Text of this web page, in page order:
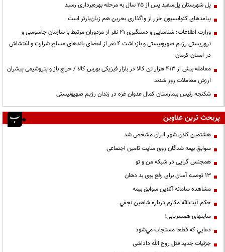
پل شهرستان پل‌سفید پس از ۲۵ سال به مرحله بهره‌برداری رسید
پیامدهای کنوانسیون خزر از واگذاری بحرین هم زیان‌بارتر است
وزارت اطلاعات: شناسایی و دستگیری ۲۱ نفر از مزدوران مرتبط با سازمان جاسوسی و
تروریستی رژیم صهیونیستی و بازداشت ۴ نفر از اعضای باندهای مسلح شرارت و اغتشاش
در استان کرمان
معامله بیش از ۴۱۳ هزار تن کالا در بازار فیزیکی بورس کالا / حراج باز و پتروشیمی پیشران
ارزش معاملات روز شدند
شکنجه رئیس بیمارستان کمال عدوان غزه در زندان رژیم صهیونیستی
پربحث ترین عناوین
هشتمین کلان شهر ایران مشخص شد
سوابق بیمه شدگان روی سایت تامین اجتماعی
همجنس گرایی در شبکه من و تو
13 توصیه آسان برای رفع بوی بد دهان
مشاهده سامانه آنلاين سوابق بیمه
حكم آيت‌الله مكارم درباره شاهين نجفي
سایتهای همسریابی!
دعايي كه قطعا مستجاب مي‌شود
جزئیات جدید قتل روح الله داداشی